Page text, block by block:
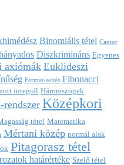
Binomiális tétel Cantor
Diszkrimináns Egyenes
axiómák Euklideszi
Fermat-sejtés Fibonacci
integrál Háromszögek
Középkori
tétel Matematika
Mértani közép normál alak
Pitagorasz tétel
határértéke Szelő tétel